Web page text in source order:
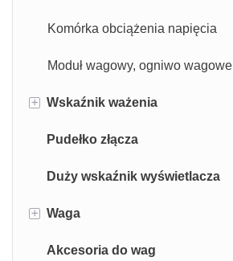
Komórka obciążenia napięcia
Moduł wagowy, ogniwo wagowe
+ Wskaźnik ważenia
Wskaźnik wagi platformowej
Wskaźnik wagi samochodowej
Wskaźnik CNC
Pudełko złącza
Duży wskaźnik wyświetlacza
+ Waga
Skale stołu
Akcesoria do wag